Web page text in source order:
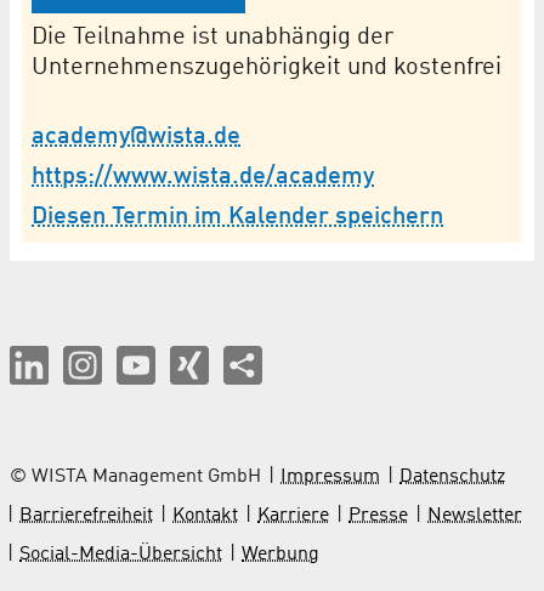
Die Teilnahme ist unabhängig der
Unternehmenszugehörigkeit und kostenfrei
academy@wista.de
https://www.wista.de/academy
Diesen Termin im Kalender speichern
© WISTA Management GmbH Impressum
Datenschutz
Barrierefreiheit
Kontakt Karriere Presse
Newsletter
Social-Media-Übersicht
Werbung